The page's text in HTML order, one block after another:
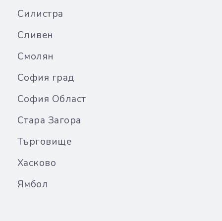
Силистра
Сливен
Смолян
София град
София Област
Стара Загора
Търговище
Хасково
Ямбол